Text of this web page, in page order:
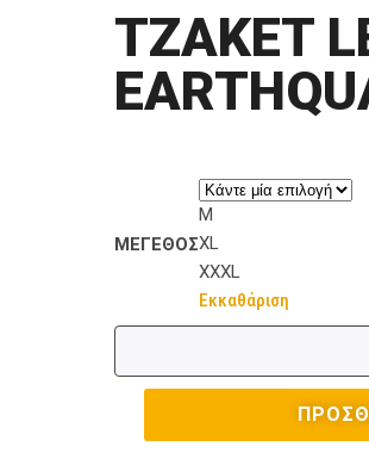
ΤΖΑΚΕΤ
ΜΕΓΕΘΟΣ
M
XL
XXXL
Εκκαθάριση